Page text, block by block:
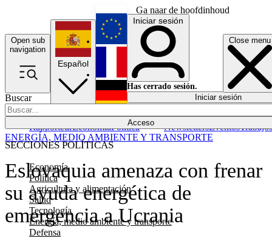
Ga naar de hoofdinhoud
Open sub
navigation
Close menu
Buscar
Acceso
SECCIONES POLÍTICAS
Economía
Política
Agricultura y alimentación
Salud
Tecnología
Energía, medio ambiente y transporte
Defensa
RapporteurEconomíaPolítica NewslettersEventosTrabajos
Español
English
Français
Iniciar sesión
Has cerrado sesión.
Iniciar sesión
Eslovaquia amenaza con frenar
su ayuda energética de
emergencia a Ucrania
ENERGÍA, MEDIO AMBIENTE Y TRANSPORTE